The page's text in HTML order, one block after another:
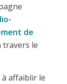
de
travers le
affaiblir le